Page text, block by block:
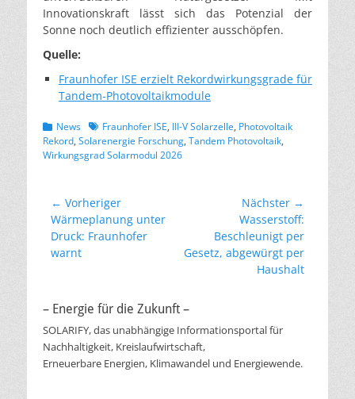
Innovationskraft lässt sich das Potenzial der
Sonne noch deutlich effizienter ausschöpfen.
Quelle:
Fraunhofer ISE erzielt Rekordwirkungsgrade für
Tandem-Photovoltaikmodule
Kategorien
News Schlagworte
Fraunhofer ISE, III-V Solarzelle, Photovoltaik
Rekord, Solarenergie Forschung, Tandem Photovoltaik,
Wirkungsgrad Solarmodul 2026
Beitragsnavigation
← Vorheriger
Vorheriger
Beitrag:
Wärmeplanung unter
Druck: Fraunhofer
warnt
Nächster →
Beitrag:
Wasserstoff:
Beschleunigt per
Gesetz, abgewürgt per
Haushalt
– Energie für die Zukunft –
SOLARIFY, das unabhängige Informationsportal für
Nachhaltigkeit, Kreislaufwirtschaft,
Erneuerbare Energien, Klimawandel und Energiewende.